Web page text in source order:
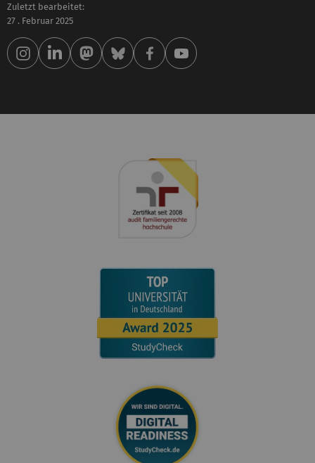
Zuletzt bearbeitet:
27 . Februar 2025